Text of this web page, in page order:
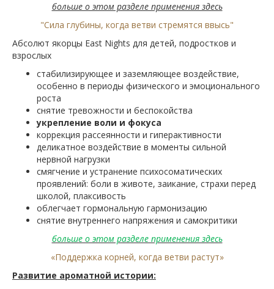
больше о этом разделе применения здесь
"Сила глубины, когда ветви стремятся ввысь"
Абсолют якорцы East Nights для детей, подростков и
взрослых
стабилизирующее и заземляющее воздействие,
особенно в периоды физического и эмоционального
роста
снятие тревожности и беспокойства
укрепление воли и фокуса
коррекция рассеянности и гиперактивности
деликатное воздействие в моменты сильной
нервной нагрузки
смягчение и устранение психосоматических
проявлений: боли в животе, заикание, страхи перед
школой, плаксивость
облегчает гормональную гармонизацию
снятие внутреннего напряжения и самокритики
больше о этом разделе применения здесь
«Поддержка корней, когда ветви растут»
Развитие ароматной истории: